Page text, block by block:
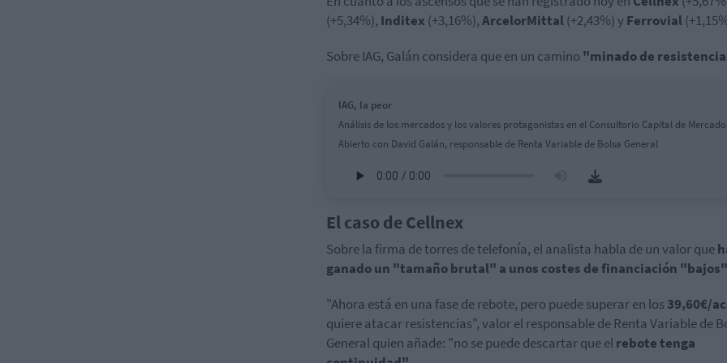
(+5,34%), Inditex (+3,16%),ArcelorMittal(+2,43%) yFerrovial
Sobre IAG, Galán considera que en un camino "minado de
IAG, la peor
Análisis de los mercados y los valores protagonistas en el Consultorio Capital de Mercado
Abierto con David Galán, responsable de Renta Variable de Bolsa General
El caso de Cellnex
Sobre la firma de torres de telefonía, el analista habla de un valor que
ganado un "tamaño brutal" a unos costes de financiación
"Ahora está en una fase de rebote, pero puede superar en los39,60€/
quiere atacar resistencias", valor el responsable de Renta Variable de
General quien añade: "no se puede descartar que elrebote tenga